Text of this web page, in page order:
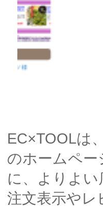
EC×TOOLは
のホームペ
に、よりよ
注文表示やレ